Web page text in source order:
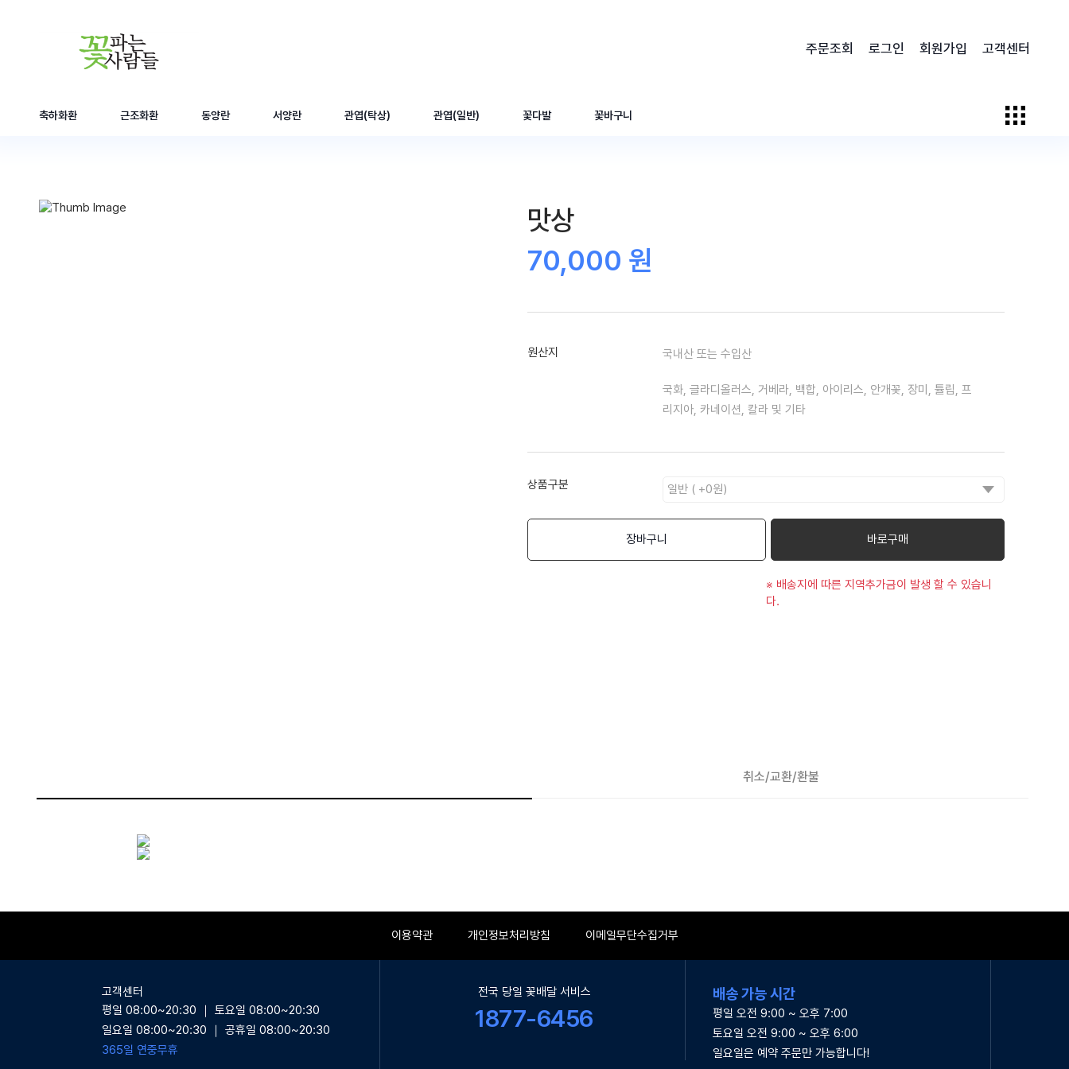
주문조회 로그인 회원가입 고객센터
축하화환 근조화환 동양란 서양란 관엽(탁상) 관엽(일반) 꽃다발 꽃바구니
맛상
70,000 원
원산지 국내산 또는 수입산
국화, 글라디올러스, 거베라, 백합, 아이리스, 안개꽃, 장미, 튤립, 프
리지아, 카네이션, 칼라 및 기타
상품구분
장바구니 바로구매
※ 배송지에 따른 지역추가금이 발생 할 수 있습니
다.
취소/교환/환불
이용약관 개인정보처리방침 이메일무단수집거부
고객센터
평일 08:00~20:30 ｜ 토요일 08:00~20:30
일요일 08:00~20:30 ｜ 공휴일 08:00~20:30
365일 연중무휴
전국 당일 꽃배달 서비스
1877-6456
배송 가능 시간
평일 오전 9:00 ~ 오후 7:00
토요일 오전 9:00 ~ 오후 6:00
일요일은 예약 주문만 가능합니다!